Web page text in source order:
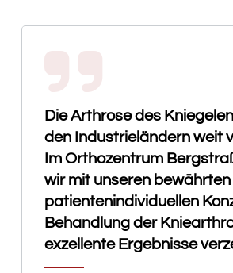
Die Arthrose des
den Industrieländern weit
Im Orthozentrum
wir mit unseren bewährten
patientenindividuellen
Behandlung der
exzellente Ergebnisse